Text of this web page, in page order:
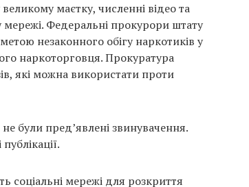
маєтку, численні відео та
мережі. Федеральні прокурори штату
незаконного обігу наркотиків у
наркоторговця. Прокуратура
які можна використати проти
були пред’явлені звинувачення.
соціальні мережі для розкриття